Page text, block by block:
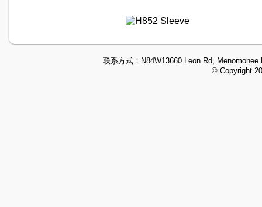
联系方式： N84W13660 Leon Rd,
© Copyright